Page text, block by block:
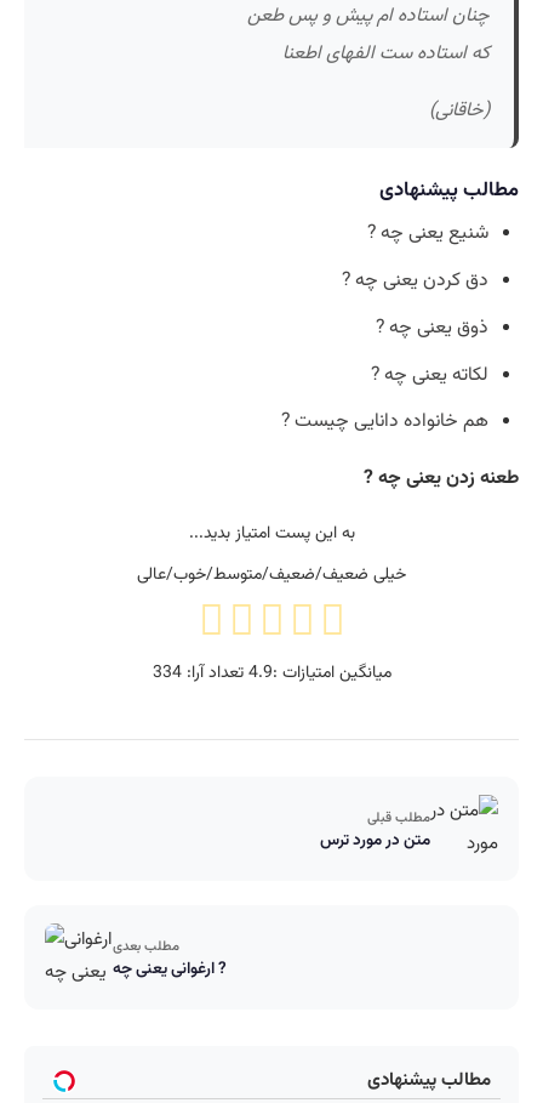
چنان استاده ام پیش و پس طعن
که استاده ست الفهای اطعنا
(خاقانی)
مطالب پیشنهادی
شنیع یعنی چه ?
دق کردن یعنی چه ?
ذوق یعنی چه ?
لکاته یعنی چه ?
هم خانواده دانایی چیست ?
طعنه زدن یعنی چه ?
به این پست امتیاز بدید...
خیلی ضعیف/ضعیف/متوسط/خوب/عالی
میانگین امتیازات :4.9تعداد آرا:334
مطلب قبلی
متن در مورد ترس
مطلب بعدی
ارغوانی یعنی چه ?
مطالب پیشنهادی